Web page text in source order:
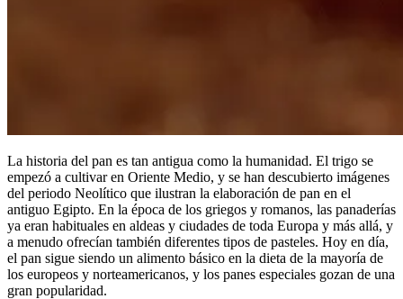
La historia del pan es tan antigua como la humanidad. El trigo se
empezó a cultivar en Oriente Medio, y se han descubierto imágenes
del periodo Neolítico que ilustran la elaboración de pan en el
antiguo Egipto. En la época de los griegos y romanos, las panaderías
ya eran habituales en aldeas y ciudades de toda Europa y más allá, y
a menudo ofrecían también diferentes tipos de pasteles. Hoy en día,
el pan sigue siendo un alimento básico en la dieta de la mayoría de
los europeos y norteamericanos, y los panes especiales gozan de una
gran popularidad.